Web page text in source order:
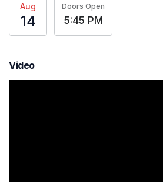
Aug
14
Doors Open
5:45 PM
Video